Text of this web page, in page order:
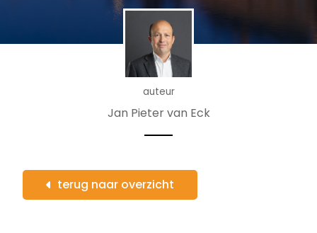
auteur
Jan Pieter van Eck
terug naar overzicht